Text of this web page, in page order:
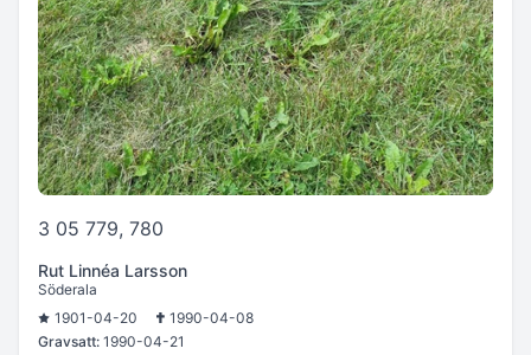
3 05 779, 780
Rut Linnéa Larsson
Söderala
1901-04-20
1990-04-08
Gravsatt: 1990-04-21